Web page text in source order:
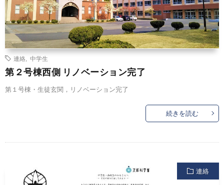
連絡 中学生
第２号棟西側 リノベーション完了
第１号棟・生徒玄関，リノベーション完了
続きを読む
連絡